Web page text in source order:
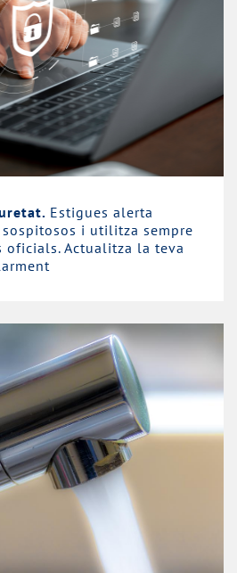
Estigues alerta
i utilitza sempre
oficials. Actualitza la teva